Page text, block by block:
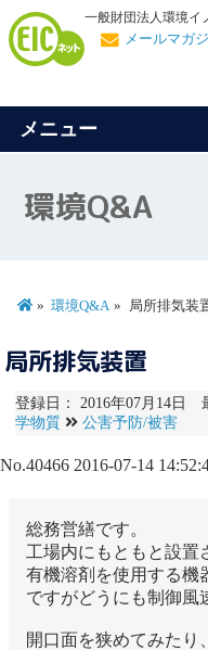
一般財団法人環境イ
メールマガ
メニュー
環境Q&A
環境Q&A 局所排気装
局所排気装置
登録日： 2016年07月14日
学物質
公害予防/被害
No.40466 2016-07-14
総務営繕です。
工場内にもともと設置
有機溶剤を使用する機
ですがどうにも制御
開口面を狭めてみたり